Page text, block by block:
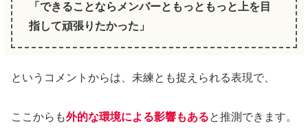
「できることならメンバーともっともっと上を目
指して頑張りたかった」
というコメントからは、未練とも捉えられる表現で、
ここからも外的な環境による影響もあると推測できます。